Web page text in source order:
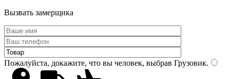
Вызвать замерщика
Пожалуйста, докажите, что вы человек, выбрав Грузовик.